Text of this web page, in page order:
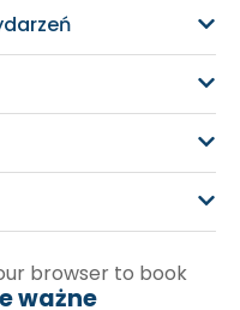
browser to book
ważne